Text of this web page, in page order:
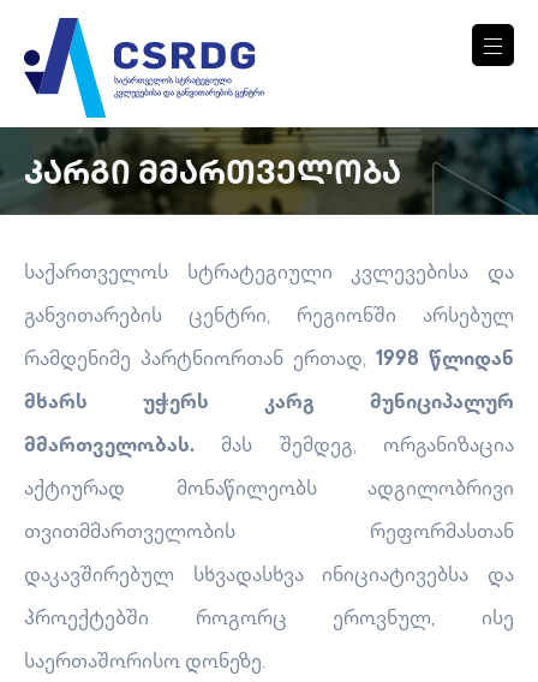
მთავარი
ᲙᲐᲠᲒᲘ ᲛᲛᲐᲠᲗᲕᲔᲚᲝᲑᲐ
საქართველოს სტრატეგიული კვლევებისა და
განვითარების ცენტრი, რეგიონში არსებულ
რამდენიმე პარტნიორთან ერთად, 1998 წლიდან
მხარს უჭერს კარგ მუნიციპალურ
მმართველობას. მას შემდეგ, ორგანიზაცია
აქტიურად მონაწილეობს ადგილობრივი
თვითმმართველობის რეფორმასთან
დაკავშირებულ სხვადასხვა ინიციატივებსა და
პროექტებში როგორც ეროვნულ, ისე
საერთაშორისო დონეზე.